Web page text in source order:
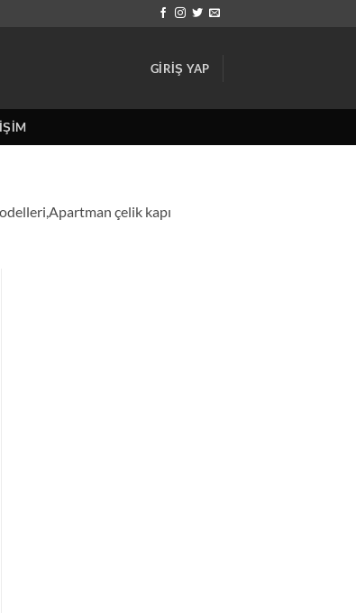
GIRIŞ YAP
çelik kapı